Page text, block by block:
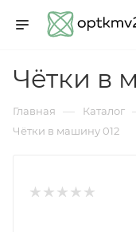
Чётки в
Главная — Каталог
Чётки в машину 012